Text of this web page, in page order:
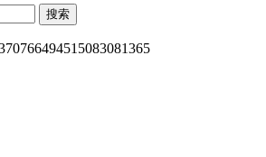
15083081365